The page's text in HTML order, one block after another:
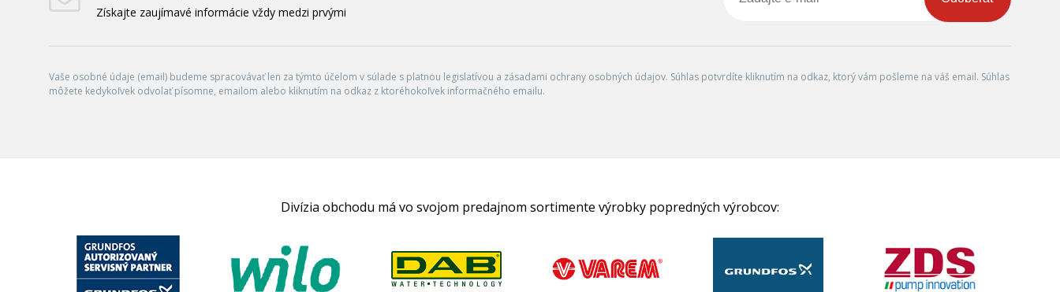
Získajte zaujímavé informácie vždy medzi prvými
Vaše osobné údaje (email) budeme spracovávať len za týmto účelom v súlade s platnou legislatívou a zásadami ochrany osobných údajov. Súhlas potvrdíte kliknutím na odkaz, ktorý vám pošleme na váš email. Súhlas
môžete kedykoľvek odvolať písomne, emailom alebo kliknutím na odkaz z ktoréhokoľvek informačného emailu.
Divízia obchodu má vo svojom predajnom sortimente výrobky popredných výrobcov: